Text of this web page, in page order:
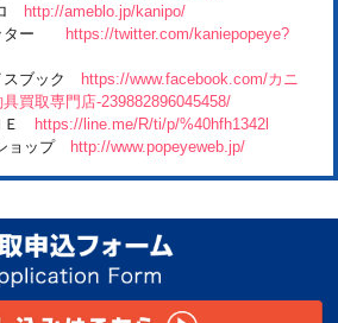
http://ameblo.jp/kanipo/
ター https://twitter.com/kaniepopeye?
スブック https://www.facebook.com/カニ
買取専門店-239882896045458/
Ｅ https://line.me/R/ti/p/%40hfh1342l
ョップ http://www.popeyeweb.jp/